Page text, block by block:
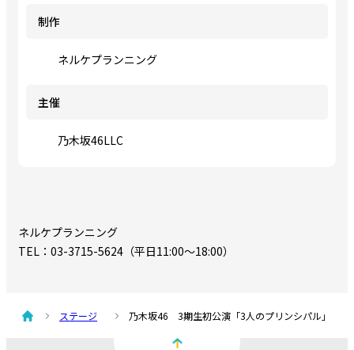
制作
ネルケプランニング
主催
乃木坂46LLC
ネルケプランニング
TEL：03-3715-5624（平日11:00～18:00）
ステージ 乃木坂46 3期生初公演「3人のプリンシパル」